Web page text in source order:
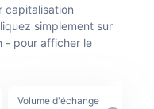
capitalisation
simplement sur
- pour afficher le
Volume d'échange